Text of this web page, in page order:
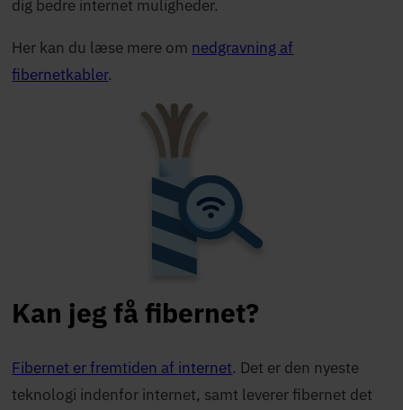
dig bedre internet muligheder.
Her kan du læse mere om nedgravning af
fibernetkabler.
Kan jeg få fibernet?
Fibernet er fremtiden af internet. Det er den nyeste
teknologi indenfor internet, samt leverer fibernet det